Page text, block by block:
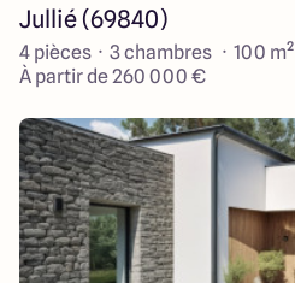
Jullié (69840)
4 pièces · 3 chambres · 100 m²
À partir de 260 000 €